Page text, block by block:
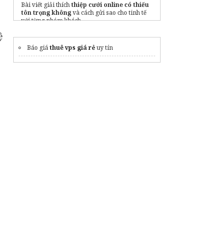
Bài viết giải thíchthiệp cưới online có thiếu
tôn trọng khôngvà cách gửi sao cho tinh tế
với từng nhóm khách.
băng keo butyl chống thấm
dịch vụ thu mua đồ cũ hà nội
Báo giáthuê vps giá rẻuy tín